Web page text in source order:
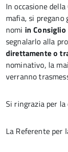
In occasione
mafia, si
nomi in
segnalarlo alla
direttamente o
nominativo, la
verranno
Si ringrazia per la
La Referente per